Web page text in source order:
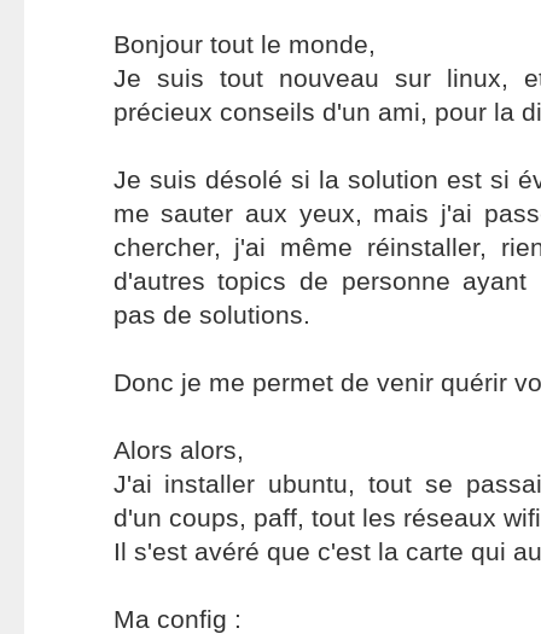
Bonjour tout le monde,
Je suis tout nouveau sur linux,
précieux conseils d'un ami, pour la
Je suis désolé si la solution est si
me sauter aux yeux, mais j'ai
chercher, j'ai même réinstaller,
d'autres topics de personne ayant
pas de solutions.
Donc je me permet de venir quérir
Alors alors,
J'ai installer ubuntu, tout se
d'un coups, paff, tout les réseaux
Il s'est avéré que c'est la carte qui
Ma config :